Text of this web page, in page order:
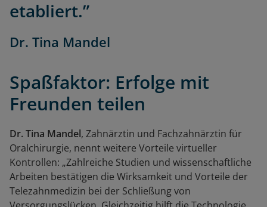
etabliert.”
Dr. Tina Mandel
Spaßfaktor: Erfolge mit
Freunden teilen
Dr. Tina Mandel, Zahnärztin und Fachzahnärztin für
Oralchirurgie, nennt weitere Vorteile virtueller
Kontrollen: „Zahlreiche Studien und wissenschaftliche
Arbeiten bestätigen die Wirksamkeit und Vorteile der
Telezahnmedizin bei der Schließung von